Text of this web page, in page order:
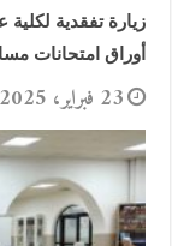
زيارة تفقدية
أوراق امتحانات
23 فبراير، 2025